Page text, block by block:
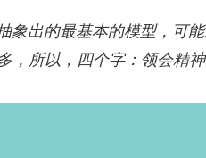
象出的最基本的模型，可
所以，四个字：领会精神